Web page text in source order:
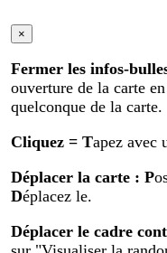
×
Fermer les infos-
ouverture de la carte
quelconque de la carte.
Cliquez= Tapez avec
Déplacer la carte : P
Déplacez le.
Déplacer le cadre